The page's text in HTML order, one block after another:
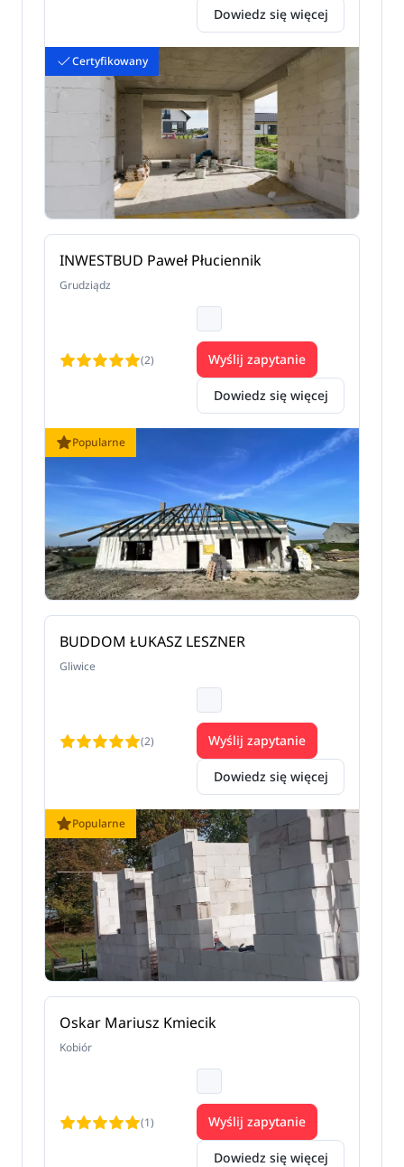
Certyfikowany
Dowiedz się więcej
Popularne
INWESTBUD Paweł Płuciennik
Grudziądz
(2)
Dowiedz się więcej
Wyślij zapytanie
Popularne
BUDDOM ŁUKASZ LESZNER
Gliwice
(2)
Dowiedz się więcej
Wyślij zapytanie
Oskar Mariusz Kmiecik
Kobiór
(1)
Dowiedz się więcej
Wyślij zapytanie